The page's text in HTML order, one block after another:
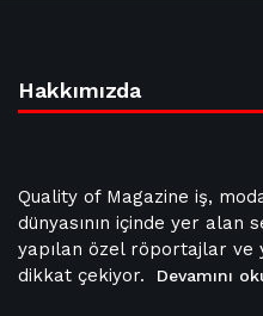
Hakkımızda
Quality of Magazine iş,
dünyasının içinde yer alan
yapılan özel röportajlar ve
dikkat çekiyor.
Devamını